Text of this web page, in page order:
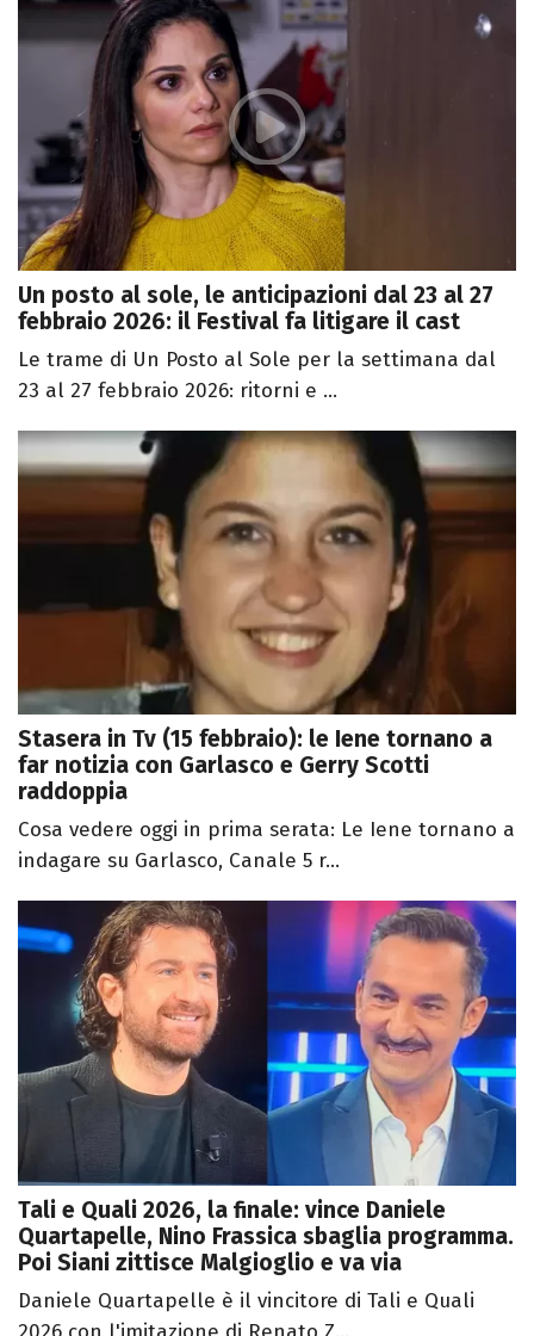
Un posto al sole, le anticipazioni dal 23 al 27
febbraio 2026: il Festival fa litigare il cast
Le trame di Un Posto al Sole per la settimana dal
23 al 27 febbraio 2026: ritorni e ...
Stasera in Tv (15 febbraio): le Iene tornano a
far notizia con Garlasco e Gerry Scotti
raddoppia
Cosa vedere oggi in prima serata: Le Iene tornano a
indagare su Garlasco, Canale 5 r...
Tali e Quali 2026, la finale: vince Daniele
Quartapelle, Nino Frassica sbaglia programma.
Poi Siani zittisce Malgioglio e va via
Daniele Quartapelle è il vincitore di Tali e Quali